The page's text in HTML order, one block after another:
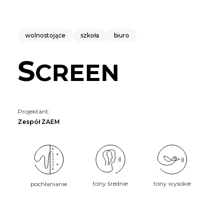
wolnostojące szkoła biuro
SCREEN
Projektant:
Zespół ZAEM
pochłanianie tony średnie tony wysokie